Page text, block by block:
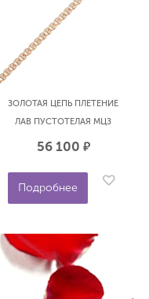
ЗОЛОТАЯ ЦЕПЬ ПЛЕТЕНИЕ
ЛАВ ПУСТОТЕЛАЯ МЦЗ
8060270П-45
56 100 р.
Подробнее